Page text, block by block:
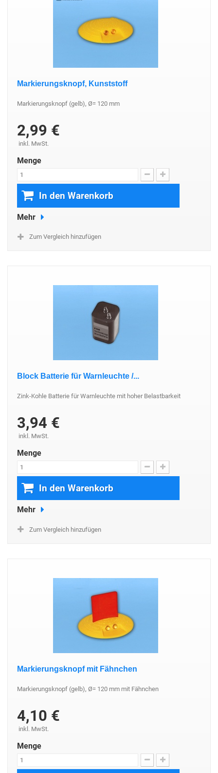
Markierungsknopf, Kunststoff
Markierungsknopf (gelb), Ø= 120 mm
2,99 €
inkl. MwSt.
Menge
In den Warenkorb
Mehr
Zum Vergleich hinzufügen
Block Batterie für Warnleuchte /...
Zink-Kohle Batterie für Warnleuchte mit hoher Belastbarkeit
3,94 €
inkl. MwSt.
Menge
In den Warenkorb
Mehr
Zum Vergleich hinzufügen
Markierungsknopf mit Fähnchen
Markierungsknopf (gelb), Ø= 120 mm mit Fähnchen
4,10 €
inkl. MwSt.
Menge